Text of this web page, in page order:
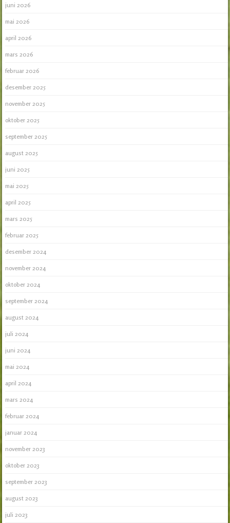
juni 2026
mai 2026
april 2026
mars 2026
februar 2026
desember 2025
november 2025
oktober 2025
september 2025
august 2025
juni 2025
mai 2025
april 2025
mars 2025
februar 2025
desember 2024
november 2024
oktober 2024
september 2024
august 2024
juli 2024
juni 2024
mai 2024
april 2024
mars 2024
februar 2024
januar 2024
november 2023
oktober 2023
september 2023
august 2023
juli 2023